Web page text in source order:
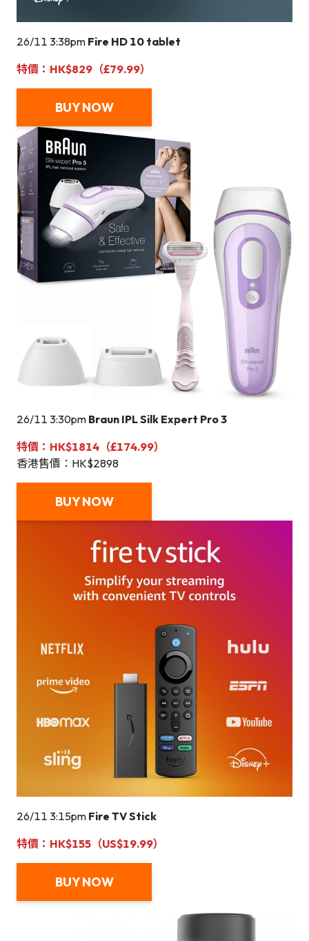
26/11 3:38pm Fire HD 10 tablet
特價：HK$829（£79.99）
BUY NOW
26/11 3:30pm Braun IPL Silk Expert Pro 3
特價：HK$1814（£174.99）
香港售價：HK$2898
BUY NOW
26/11 3:15pm Fire TV Stick
特價：HK$155（US$19.99）
BUY NOW